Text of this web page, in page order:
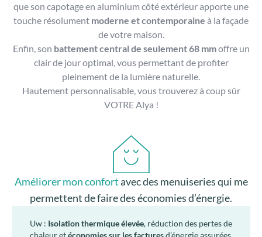
que son capotage en aluminium côté extérieur apporte une
touche résolument moderne et contemporaine à la façade
de votre maison.
Enfin, son battement central de seulement 68 mmoffre un
clair de jour optimal, vous permettant de profiter
pleinement de la lumière naturelle.
Hautement personnalisable, vous trouverez à coup sûr
VOTRE Alya !
Améliorer mon confortavec des menuiseries qui me
permettent de faire des économies d’énergie.
Uw : Isolation thermique élevée, réduction des pertes de